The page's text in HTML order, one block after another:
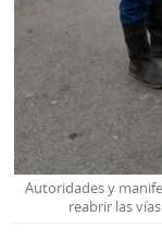
Autoridades y
reabrir las